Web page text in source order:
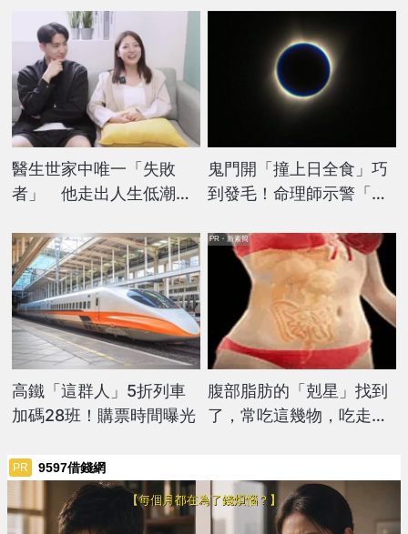
醫生世家中唯一「失敗
者」 他走出人生低潮笑
鬼門開「撞上日全食」巧
到發毛！命理師示警「深
高鐵「這群人」5折列車
加碼28班！購票時間曝光
腹部脂肪的「剋星」找到
了，常吃這幾物，吃走大
PR・新素簡
PR 9597借錢網